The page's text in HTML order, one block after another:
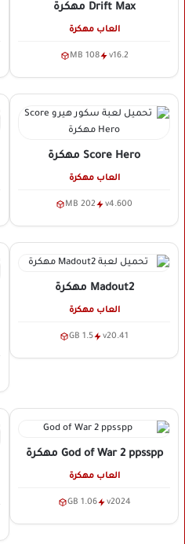
Drift Max مهكرة
العاب مهكرة
v16.2
108 MB
Score Hero مهكرة
العاب مهكرة
v4.600
202 MB
Madout2 مهكرة
العاب مهكرة
v20.41
1.5 GB
God of War 2 ppsspp مهكرة
العاب مهكرة
v2024
1.06 GB